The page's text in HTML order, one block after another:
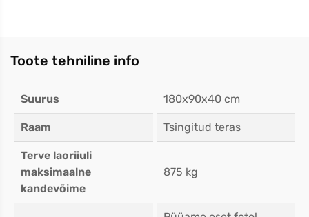
Toote tehniline info
Suurus 180x90x40 cm
Raam Tsingitud teras
Terve laoriiuli
maksimaalne
kandevõime
875 kg